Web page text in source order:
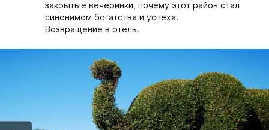
закрытые вечеринки, почему этот район стал
синонимом богатства и успеха.
Возвращение в отель.